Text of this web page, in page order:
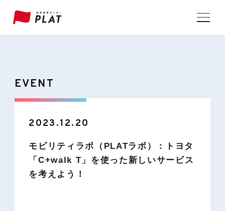
EVENT
2023.12.20
モビリティラボ（PLATラボ）：トヨタ
「C+walk T」を使った新しいサービス
を考えよう！